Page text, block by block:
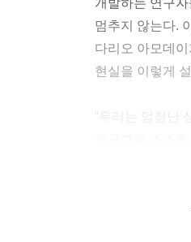
개발하는 연구
멈추지 않는다.
다리오 아모데
현실을 이렇게
“우리는 엄청난